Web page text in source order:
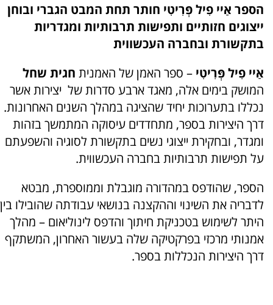
הספר אַיי פִיל פְּרִיטִי חותר תחת המבט הגברי ובוחן
ייצוגים חזותיים ותפישות תרבותיות ומגדריות
בתקשורת ובחברה העכשווית
אַיי פִיל פְּרִיטִי – ספר האמן של האמנית חגית שחל
המושק בימים אלה, מאגדארבע סדרות של יצירות אשר
נכללו בתערוכות יחיד שהציגה במהלך השנים האחרונות.
דרך היצירות בספר, מתחדדים עיסוקה המתמשך בזהות
ומגדר, ובחקירת ייצוגי נשים בתקשורת לסוגיה והשפעתם
על תפישות תרבותיות בחברה העכשווית.
הספר, שהודפס במהדורה מוגבלת וממוספרת, מבטא
לדבריה את השינוי וההקצנה בנושאי עבודתה שהובילו בין
היתר לשימוש בטכניקת חיתוך והדפס לינוליאום – מהלך
אמנותי מרכזי בפרקטיקה שלה בעשור האחרון, המשתקף
דרך היצירות הנכללות בספר.